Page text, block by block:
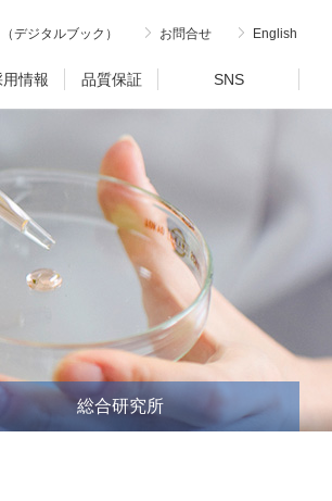
用情報 品質保証 SNS
デジタルブック） お問合せ English
総合研究所